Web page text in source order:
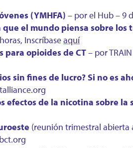
(YMHFA) – por el Hub – 9
el mundo piensa sobre
Inscríbaseaquí
para opioides de CT– por
sin fines de lucro? Si no es
efectos de la nicotina sobre la
(reunión trimestral abierta